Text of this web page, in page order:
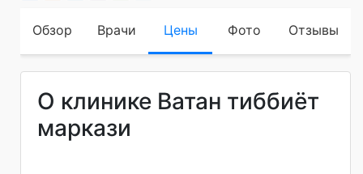
Обзор Врачи Цены Фото Отзывы
О клинике Ватан тиббиёт
маркази